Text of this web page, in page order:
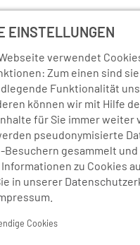
Sitemap
Home Sitemap
EINSTELLUNGEN
verwendet
Zum einen sind
Funktionalität
können wir mit Hilfe
für Sie immer weiter
pseudonymisierte
Besuchern gesammelt
zu Cookies
in unserer
Cookies